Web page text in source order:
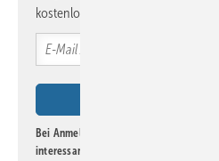
kostenlos direkt ins Postfach.
Bei Anmeldung zu diesem Newsletter
interessante Verlags- und Online-